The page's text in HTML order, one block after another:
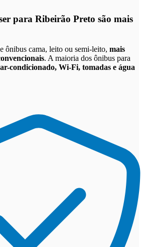
para Ribeirão Preto são mais
ônibus cama, leito ou semi-leito, mais
. A maioria dos ônibus para
ar-condicionado, Wi-Fi, tomadas e água